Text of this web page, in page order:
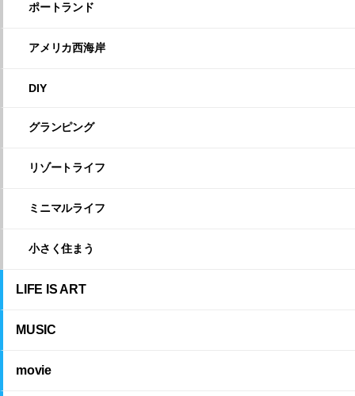
ポートランド
アメリカ西海岸
DIY
グランピング
リゾートライフ
ミニマルライフ
小さく住まう
LIFE IS ART
MUSIC
movie